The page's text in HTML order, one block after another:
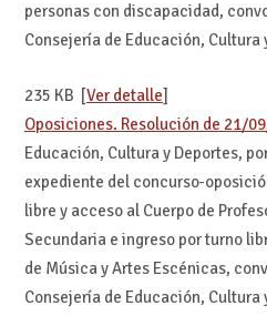
personas con discapacidad,
Consejería de Educación,
235 KB [Ver detalle]
Oposiciones. Resolución de 21/
Educación, Cultura y Deportes,
expediente del concurso-
libre y acceso al Cuerpo de
Secundaria e ingreso por turno
de Música y Artes Escénicas,
Consejería de Educación,